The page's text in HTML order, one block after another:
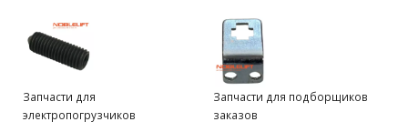
Запчасти для
электропогрузчиков
Запчасти для подборщиков
заказов